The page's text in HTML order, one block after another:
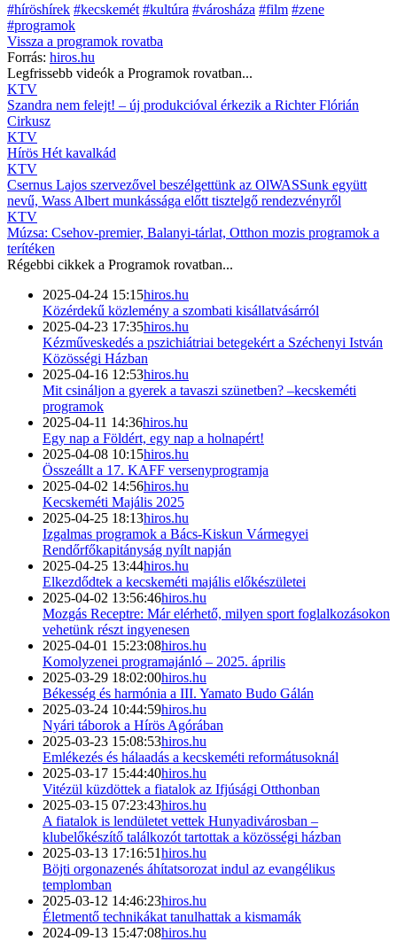
#híröshírek #kecskemét #kultúra #városháza #film #zene
#programok
Vissza a programok rovatba
Forrás: hiros.hu
Legfrissebb videók a Programok rovatban...
KTV
Szandra nem felejt! – új produkcióval érkezik a Richter Flórián
Cirkusz
KTV
Hírös Hét kavalkád
KTV
Csernus Lajos szervezővel beszélgettünk az OlWASSunk együtt
nevű, Wass Albert munkássága előtt tisztelgő rendezvényről
KTV
Múzsa: Csehov-premier, Balanyi-tárlat, Otthon mozis programok a
terítéken
Régebbi cikkek a Programok rovatban...
2025-04-24 15:15hiros.hu
Közérdekű közlemény a szombati kisállatvásárról
2025-04-23 17:35hiros.hu
Kézműveskedés a pszichiátriai betegekért a Széchenyi István
Közösségi Házban
2025-04-16 12:53hiros.hu
Mit csináljon a gyerek a tavaszi szünetben? –kecskeméti
programok
2025-04-11 14:36hiros.hu
Egy nap a Földért, egy nap a holnapért!
2025-04-08 10:15hiros.hu
Összeállt a 17. KAFF versenyprogramja
2025-04-02 14:56hiros.hu
Kecskeméti Majális 2025
2025-04-25 18:13hiros.hu
Izgalmas programok a Bács-Kiskun Vármegyei
Rendőrfőkapitányság nyílt napján
2025-04-25 13:44hiros.hu
Elkezdődtek a kecskeméti majális előkészületei
2025-04-02 13:56:46hiros.hu
Mozgás Receptre: Már elérhető, milyen sport foglalkozásokon
vehetünk részt ingyenesen
2025-04-01 15:23:08hiros.hu
Komolyzenei programajánló – 2025. április
2025-03-29 18:02:00hiros.hu
Békesség és harmónia a III. Yamato Budo Gálán
2025-03-24 10:44:59hiros.hu
Nyári táborok a Hírös Agórában
2025-03-23 15:08:53hiros.hu
Emlékezés és hálaadás a kecskeméti reformátusoknál
2025-03-17 15:44:40hiros.hu
Vitézül küzdöttek a fiatalok az Ifjúsági Otthonban
2025-03-15 07:23:43hiros.hu
A fiatalok is lendületet vettek Hunyadivárosban –
klubelőkészítő találkozót tartottak a közösségi házban
2025-03-13 17:16:51hiros.hu
Böjti orgonazenés áhítatsorozat indul az evangélikus
templomban
2025-03-12 14:46:23hiros.hu
Életmentő technikákat tanulhattak a kismamák
2024-09-13 15:47:08hiros.hu